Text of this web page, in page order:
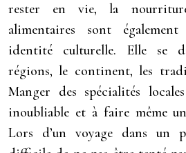
rester en vie, la
alimentaires sont
identité culturelle. Elle se
régions, le continent, les
Manger des spécialités
inoubliable et à faire même
Lors d’un voyage dans un